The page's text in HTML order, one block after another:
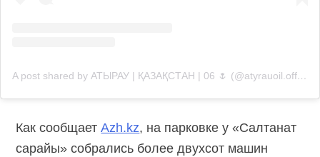
A post shared by АТЫРАУ | ҚАЗАҚСТАН | 06 🌷 (@atyrauoil.official)
Как сообщаетАzh.kz, на парковке у «Салтанат
сарайы» собрались более двухсот машин